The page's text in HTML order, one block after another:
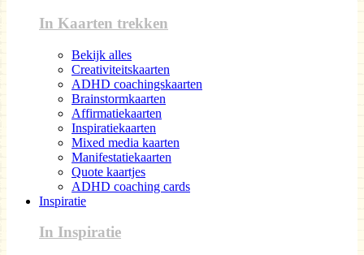
In Kaarten trekken
Bekijk alles
Creativiteitskaarten
ADHD coachingskaarten
Brainstormkaarten
Affirmatiekaarten
Inspiratiekaarten
Mixed media kaarten
Manifestatiekaarten
Quote kaartjes
ADHD coaching cards
Inspiratie
In Inspiratie